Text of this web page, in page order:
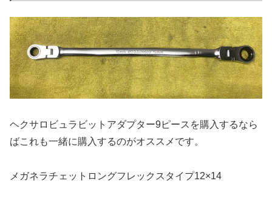
ヘクサロビュラビットアダプター9ピースを購入するなら
ばこれも一緒に購入するのがオススメです。
メガネラチェットロングフレックスタイプ12×14